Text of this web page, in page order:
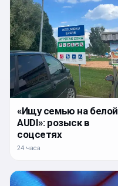
«Ищу семью на белой
AUDI»: розыск в
соцсетях
24 часа